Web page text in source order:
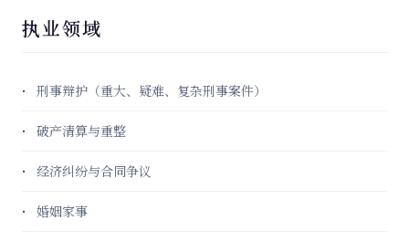
执业领域
刑事辩护（重大、疑难、复杂刑事案件）
破产清算与重整
经济纠纷与合同争议
婚姻家事